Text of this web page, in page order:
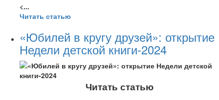
<...
Читать статью
«Юбилей в кругу друзей»: открытие
Недели детской книги-2024
Читать статью